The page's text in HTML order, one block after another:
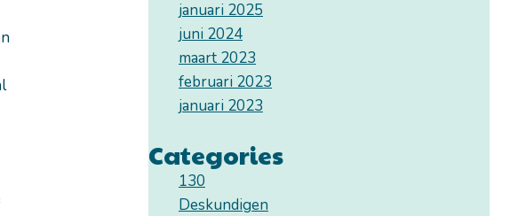
januari 2025
juni 2024
maart 2023
februari 2023
januari 2023
Categories
130
Deskundigen